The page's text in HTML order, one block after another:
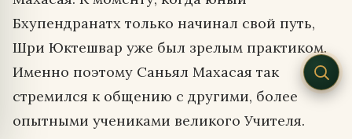
Бхупендранатх только начинал свой путь,
Шри Юктешвар уже был зрелым практиком.
Именно поэтому Саньял Махасая так
стремился к общению с другими, более
опытными учениками великого Учителя.